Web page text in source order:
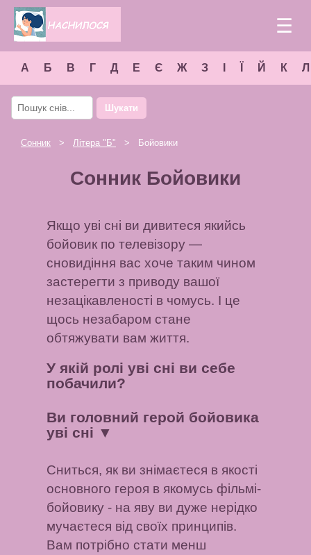
☰
А Б В Г Д Е Є Ж З Й К Л
Шукати
Сонник > Літера " Б" > Бойовики
Сонник Бойовики
Якщо уві сні ви дивитеся якийсь
бойовик по телевізору —
сновидіння вас хоче таким чином
застерегти з приводу вашої
незацікавленості в чомусь. І це
щось незабаром стане
обтяжувати вам життя.
У якій ролі уві сні ви себе
побачили?
Ви головний герой бойовика
уві сні ▼
Сниться, як ви знімаєтеся в якості
основного героя в якомусь фільмі-
бойовику - на яву ви дуже нерідко
мучаєтеся від своїх принципів.
Вам потрібно стати менш